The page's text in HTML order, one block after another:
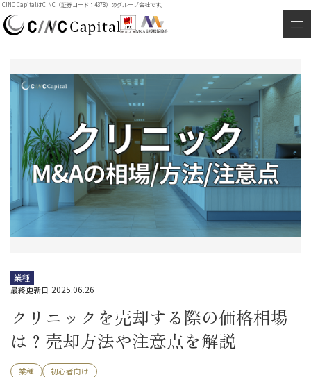
CINC CapitalはCINC（証券コード：4378）のグループ会社です。
業種
最終更新日 2025.06.26
クリニックを売却する際の価格相場
は？売却方法や注意点を解説
業種 初心者向け